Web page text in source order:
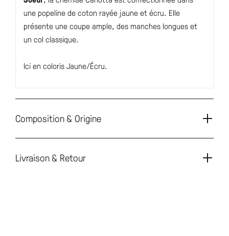
une popeline de coton rayée jaune et écru. Elle
présente une coupe ample, des manches longues et
un col classique.
Ici en coloris Jaune/Écru.
Composition & Origine
Livraison & Retour